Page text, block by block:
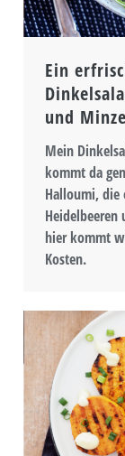
Ein
und Minze
Mein
kommt da
Halloumi, die
Heidelbeeren
hier kommt
Kosten.